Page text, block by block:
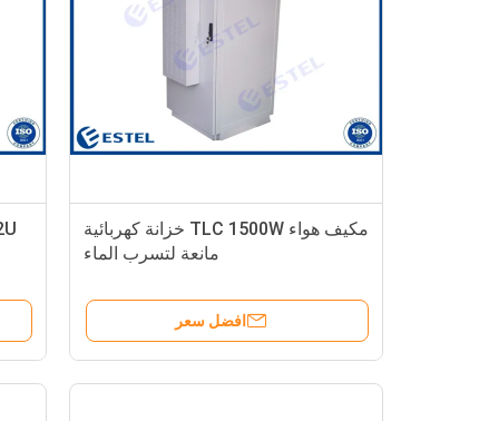
مكيف هواء TLC 1500W خزانة كهربائية
مانعة لتسرب الماء
افضل سعر